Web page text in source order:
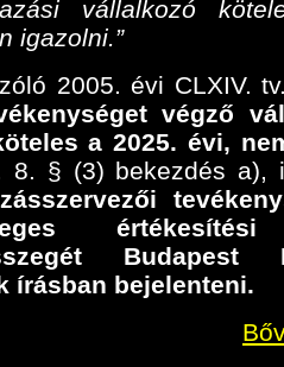
vállalkozó
igazolni.”
2005. évi CLXIV.
végző
a 2025. évi,
8. § (3) bekezdés a),
Budapest
írásban bejelenteni.